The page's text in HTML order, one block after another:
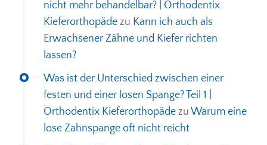
nicht mehr behandelbar? | Orthodentix
Kieferorthopäde zu Kann ich auch als
Erwachsener Zähne und Kiefer richten
lassen?
Was ist der Unterschied zwischen einer
festen und einer losen Spange? Teil 1 |
Orthodentix Kieferorthopäde zu Warum eine
lose Zahnspange oft nicht reicht